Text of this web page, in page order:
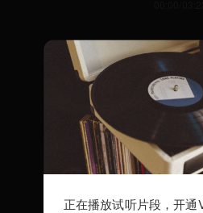
正在播放试听片段，开